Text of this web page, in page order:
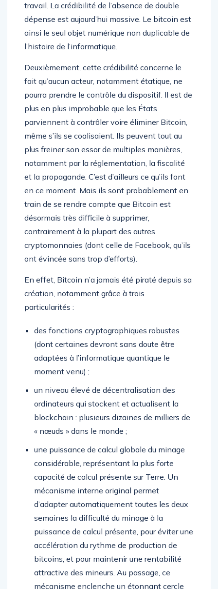
travail. La crédibilité de l’absence de double
dépense est aujourd’hui massive. Le bitcoin est
ainsi le seul objet numérique non duplicable de
l’histoire de l’informatique.
Deuxièmement, cette crédibilité concerne le
fait qu’aucun acteur, notamment étatique, ne
pourra prendre le contrôle du dispositif. Il est de
plus en plus improbable que les États
parviennent à contrôler voire éliminer Bitcoin,
même s’ils se coalisaient. Ils peuvent tout au
plus freiner son essor de multiples manières,
notamment par la réglementation, la fiscalité
et la propagande. C’est d’ailleurs ce qu’ils font
en ce moment. Mais ils sont probablement en
train de se rendre compte que Bitcoin est
désormais très difficile à supprimer,
contrairement à la plupart des autres
cryptomonnaies (dont celle de Facebook, qu’ils
ont évincée sans trop d’efforts).
En effet, Bitcoin n’a jamais été piraté depuis sa
création, notamment grâce à trois
particularités :
des fonctions cryptographiques robustes
(dont certaines devront sans doute être
adaptées à l’informatique quantique le
moment venu) ;
un niveau élevé de décentralisation des
ordinateurs qui stockent et actualisent la
blockchain : plusieurs dizaines de milliers de
« nœuds » dans le monde ;
une puissance de calcul globale du minage
considérable, représentant la plus forte
capacité de calcul présente sur Terre. Un
mécanisme interne original permet
d’adapter automatiquement toutes les deux
semaines la difficulté du minage à la
puissance de calcul présente, pour éviter une
accélération du rythme de production de
bitcoins, et pour maintenir une rentabilité
attractive des mineurs. Au passage, ce
mécanisme enclenche un étonnant cercle